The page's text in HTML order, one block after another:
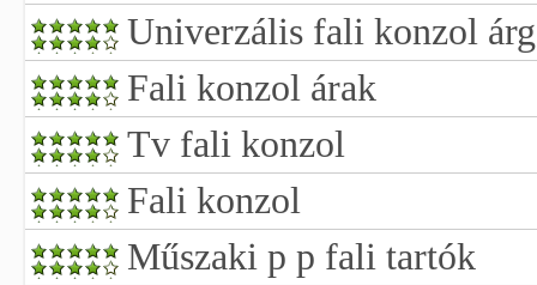
Univerzális fali konzol
Fali konzol árak
Tv fali konzol
Fali konzol
Műszaki p p fali tartók